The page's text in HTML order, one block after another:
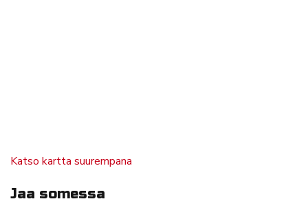
Katso kartta suurempana
Jaa somessa